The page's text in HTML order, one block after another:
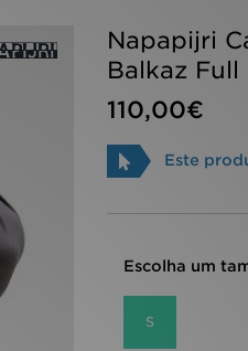
Napapijri
Balkaz Full
110,00€
Este
Escolha um
S